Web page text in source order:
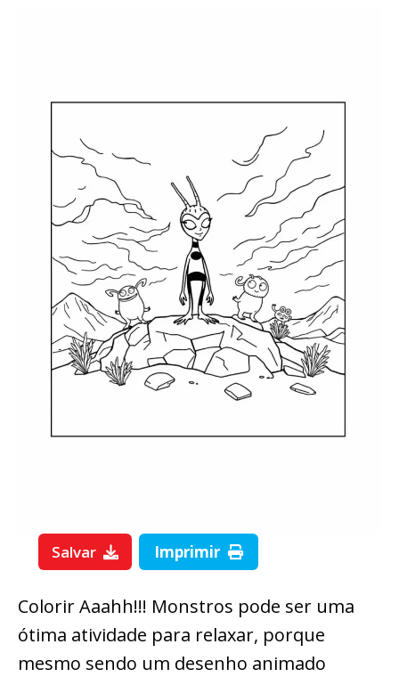
Salvar Imprimir
Colorir Aaahh!!! Monstros pode ser uma
ótima atividade para relaxar, porque
mesmo sendo um desenho animado